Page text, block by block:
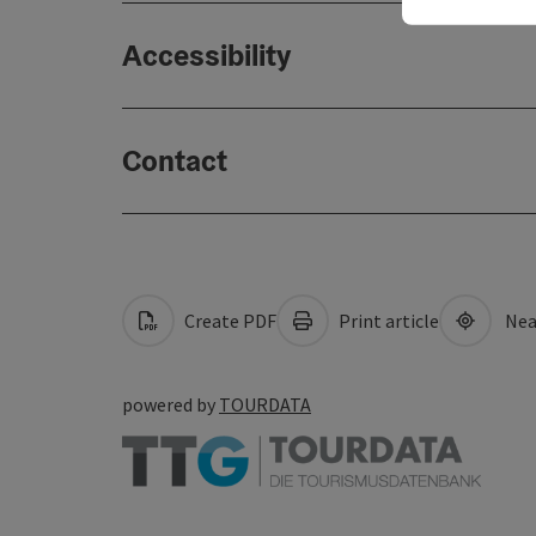
Accessibility
Contact
Create PDF Print article
powered by TOURDATA